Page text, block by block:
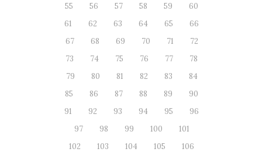
55
56 57 58 59
60
61
62 63 64 65
66
67
68 69 70 71
72
73
74 75 76 77
78
79
80 81 82 83
84
85
86 87 88 89
90
91
92 93 94 95
96
97
98 99 100
101
102
103 104 105
106